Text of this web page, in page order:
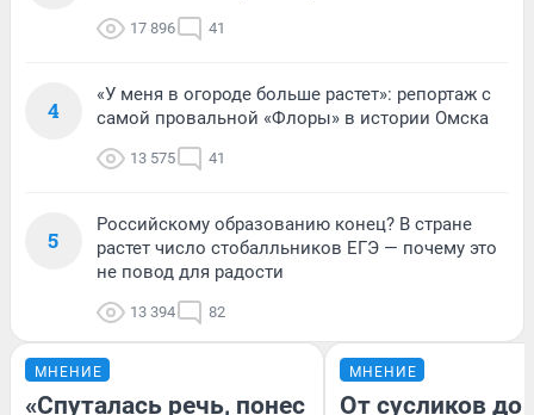
17 896 41
4
«У меня в огороде больше растет»: репортаж с
самой провальной «Флоры» в истории Омска
13 575 41
5
Российскому образованию конец? В стране
растет число стобалльников ЕГЭ — почему это
не повод для радости
13 394 82
МНЕНИЕ
«Спуталась речь, понес
МНЕНИЕ
От сусликов до